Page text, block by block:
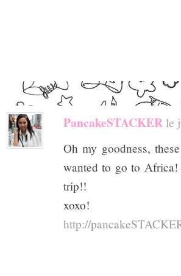
PancakeSTACKER le
Oh my goodness,
wanted to go to Africa!
trip!!
xoxo!
http://